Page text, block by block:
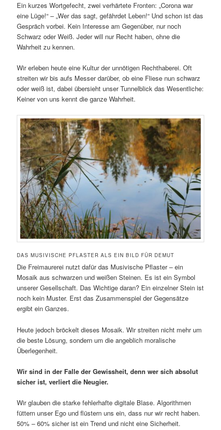
Ein kurzes Wortgefecht, zwei verhärtete Fronten: „Corona war
eine Lüge!“ – „Wer das sagt, gefährdet Leben!“ Und schon ist das
Gespräch vorbei. Kein Interesse am Gegenüber, nur noch
Schwarz oder Weiß. Jeder will nur Recht haben, ohne die
Wahrheit zu kennen.
Wir erleben heute eine Kultur der unnötigen Rechthaberei. Oft
streiten wir bis aufs Messer darüber, ob eine Fliese nun schwarz
oder weiß ist, dabei übersieht unser Tunnelblick das Wesentliche:
Keiner von uns kennt die ganze Wahrheit.
DAS MUSIVISCHE PFLASTER ALS EIN BILD FÜR DEMUT
Die Freimaurerei nutzt dafür das Musivische Pflaster – ein
Mosaik aus schwarzen und weißen Steinen. Es ist ein Symbol
unserer Gesellschaft. Das Wichtige daran? Ein einzelner Stein ist
noch kein Muster. Erst das Zusammenspiel der Gegensätze
ergibt ein Ganzes.
Heute jedoch bröckelt dieses Mosaik. Wir streiten nicht mehr um
die beste Lösung, sondern um die angeblich moralische
Überlegenheit.
Wir sind in der Falle der Gewissheit, denn wer sich absolut
sicher ist, verliert die Neugier.
Wir glauben die starke fehlerhafte digitale Blase. Algorithmen
füttern unser Ego und flüstern uns ein, dass nur wir recht haben.
50% – 60% sicher ist ein Trend und nicht eine Sicherheit.